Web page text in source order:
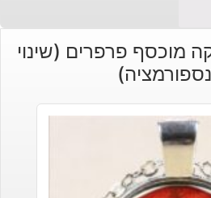
מוכסף פרפרים (שינוי